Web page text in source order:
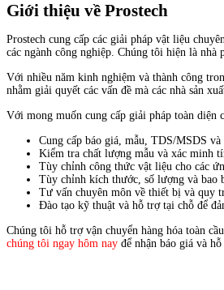
Giới thiệu về Prostech
Prostech cung cấp các giải pháp vật liệu
các ngành công nghiệp. Chúng tôi hiện là
Với nhiều năm kinh nghiệm và thành công
nhằm giải quyết các vấn đề mà các nhà sản
Với mong muốn cung cấp giải pháp toàn diện
Cung cấp báo giá, mẫu, TDS/MSDS
Kiểm tra chất lượng mẫu và xác minh
Tùy chỉnh công thức vật liệu cho các
Tùy chỉnh kích thước, số lượng và bao
Tư vấn chuyên môn về thiết bị và quy
Đào tạo kỹ thuật và hỗ trợ tại chỗ để
Chúng tôi hỗ trợ vận chuyển hàng hóa toàn
chúng tôi ngay hôm nay để nhận báo giá và